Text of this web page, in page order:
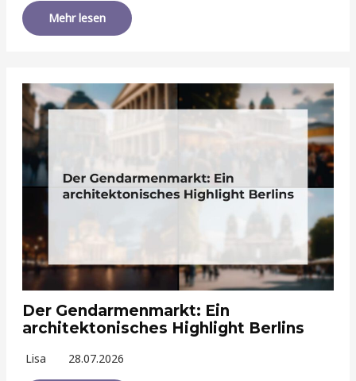
Mehr lesen
Der Gendarmenmarkt: Ein
architektonisches Highlight Berlins
Lisa 28.07.2026